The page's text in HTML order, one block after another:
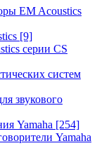
EM Acoustics
[9]
серии CS
систем
звукового
Yamaha [254]
Yamaha